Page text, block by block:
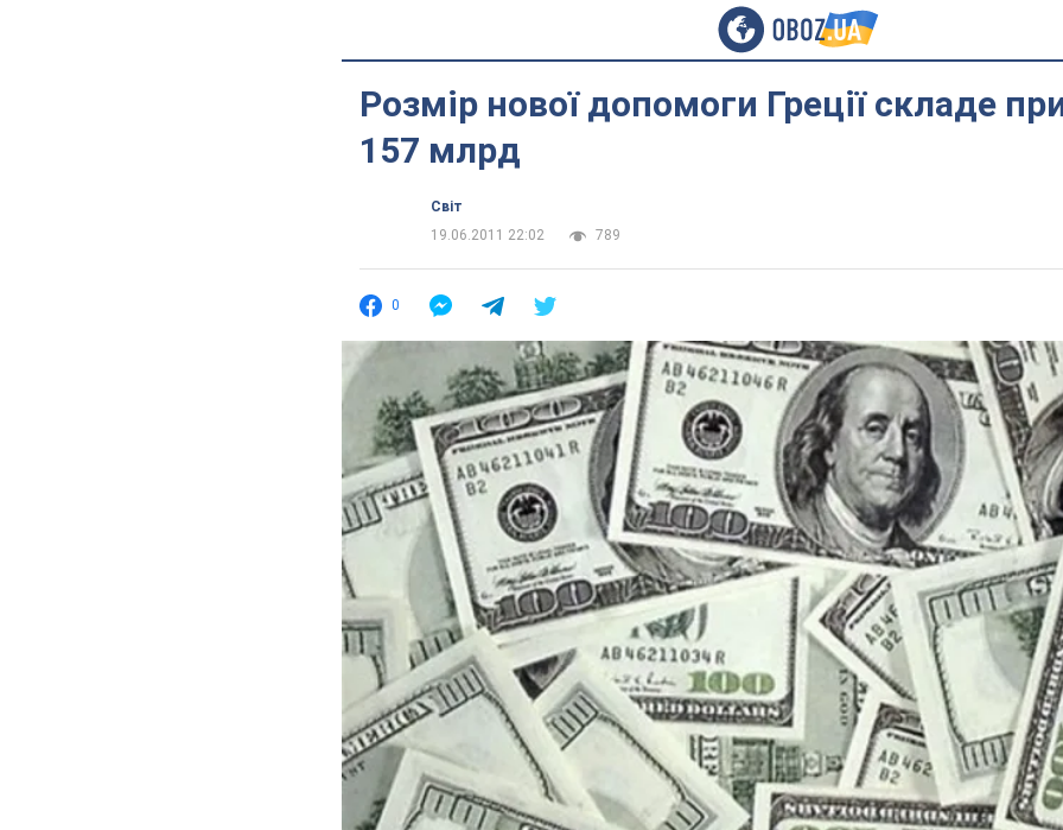
Розмір нової допомоги Греції складе
157 млрд
Світ
19.06.2011 22:02
789
0